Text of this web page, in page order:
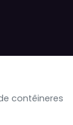
contêineres